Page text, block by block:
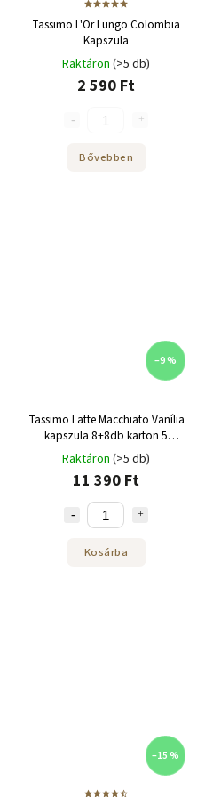
Tassimo L'Or Lungo Colombia
Kapszula
Raktáron (>5 db)
2 590 Ft
Bővebben
–9 %
Tassimo Latte Macchiato Vanília
kapszula 8+8db karton 5
csomag
Raktáron (>5 db)
11 390 Ft
Kosárba
–15 %